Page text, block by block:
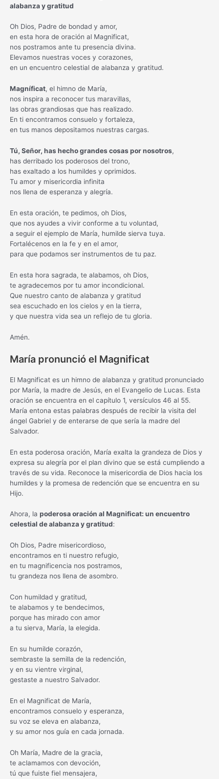
alabanza y gratitud
Oh Dios, Padre de bondad y amor,
en esta hora de oración al Magnificat,
nos postramos ante tu presencia divina.
Elevamos nuestras voces y corazones,
en un encuentro celestial de alabanza y gratitud.
Magníficat, el himno de María,
nos inspira a reconocer tus maravillas,
las obras grandiosas que has realizado.
En ti encontramos consuelo y fortaleza,
en tus manos depositamos nuestras cargas.
Tú, Señor, has hecho grandes cosas por nosotros,
has derribado los poderosos del trono,
has exaltado a los humildes y oprimidos.
Tu amor y misericordia infinita
nos llena de esperanza y alegría.
En esta oración, te pedimos, oh Dios,
que nos ayudes a vivir conforme a tu voluntad,
a seguir el ejemplo de María, humilde sierva tuya.
Fortalécenos en la fe y en el amor,
para que podamos ser instrumentos de tu paz.
En esta hora sagrada, te alabamos, oh Dios,
te agradecemos por tu amor incondicional.
Que nuestro canto de alabanza y gratitud
sea escuchado en los cielos y en la tierra,
y que nuestra vida sea un reflejo de tu gloria.
Amén.
María pronunció el Magnificat
El Magnificat es un himno de alabanza y gratitud pronunciado
por María, la madre de Jesús, en el Evangelio de Lucas. Esta
oración se encuentra en el capítulo 1, versículos 46 al 55.
María entona estas palabras después de recibir la visita del
ángel Gabriel y de enterarse de que sería la madre del
Salvador.
En esta poderosa oración, María exalta la grandeza de Dios y
expresa su alegría por el plan divino que se está cumpliendo a
través de su vida. Reconoce la misericordia de Dios hacia los
humildes y la promesa de redención que se encuentra en su
Hijo.
Ahora, la poderosa oración al Magnificat: un encuentro
celestial de alabanza y gratitud:
Oh Dios, Padre misericordioso,
encontramos en ti nuestro refugio,
en tu magnificencia nos postramos,
tu grandeza nos llena de asombro.
Con humildad y gratitud,
te alabamos y te bendecimos,
porque has mirado con amor
a tu sierva, María, la elegida.
En su humilde corazón,
sembraste la semilla de la redención,
y en su vientre virginal,
gestaste a nuestro Salvador.
En el Magnificat de María,
encontramos consuelo y esperanza,
su voz se eleva en alabanza,
y su amor nos guía en cada jornada.
Oh María, Madre de la gracia,
te aclamamos con devoción,
tú que fuiste fiel mensajera,